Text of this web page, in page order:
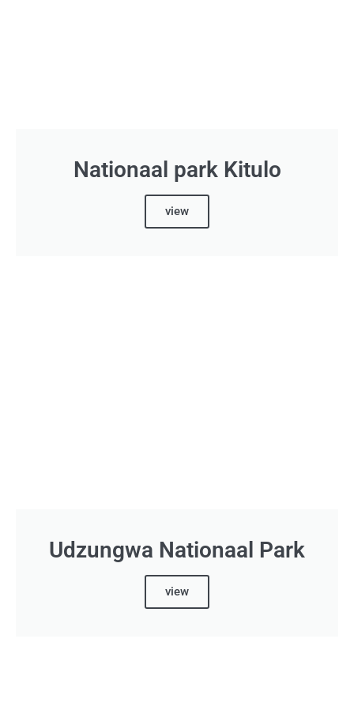
Nationaal park Kitulo
view
Udzungwa Nationaal Park
view